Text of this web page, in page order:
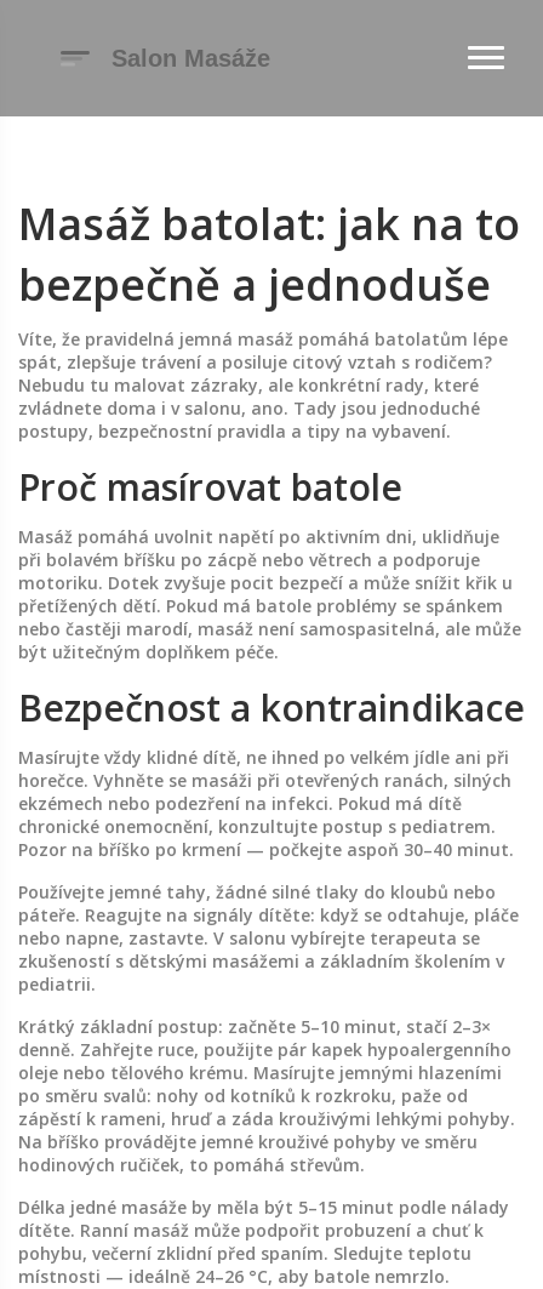
Masáž batolat: jak na to
bezpečně a jednoduše
Víte, že pravidelná jemná masáž pomáhá batolatům lépe
spát, zlepšuje trávení a posiluje citový vztah s rodičem?
Nebudu tu malovat zázraky, ale konkrétní rady, které
zvládnete doma i v salonu, ano. Tady jsou jednoduché
postupy, bezpečnostní pravidla a tipy na vybavení.
Proč masírovat batole
Masáž pomáhá uvolnit napětí po aktivním dni, uklidňuje
při bolavém bříšku po zácpě nebo větrech a podporuje
motoriku. Dotek zvyšuje pocit bezpečí a může snížit křik u
přetížených dětí. Pokud má batole problémy se spánkem
nebo častěji marodí, masáž není samospasitelná, ale může
být užitečným doplňkem péče.
Bezpečnost a kontraindikace
Masírujte vždy klidné dítě, ne ihned po velkém jídle ani při
horečce. Vyhněte se masáži při otevřených ranách, silných
ekzémech nebo podezření na infekci. Pokud má dítě
chronické onemocnění, konzultujte postup s pediatrem.
Pozor na bříško po krmení — počkejte aspoň 30–40 minut.
Používejte jemné tahy, žádné silné tlaky do kloubů nebo
páteře. Reagujte na signály dítěte: když se odtahuje, pláče
nebo napne, zastavte. V salonu vybírejte terapeuta se
zkušeností s dětskými masážemi a základním školením v
pediatrii.
Krátký základní postup: začněte 5–10 minut, stačí 2–3×
denně. Zahřejte ruce, použijte pár kapek hypoalergenního
oleje nebo tělového krému. Masírujte jemnými hlazeními
po směru svalů: nohy od kotníků k rozkroku, paže od
zápěstí k rameni, hruď a záda krouživými lehkými pohyby.
Na bříško provádějte jemné krouživé pohyby ve směru
hodinových ručiček, to pomáhá střevům.
Délka jedné masáže by měla být 5–15 minut podle nálady
dítěte. Ranní masáž může podpořit probuzení a chuť k
pohybu, večerní zklidní před spaním. Sledujte teplotu
místnosti — ideálně 24–26 °C, aby batole nemrzlo.